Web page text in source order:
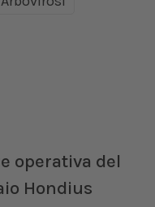
operativa del
Hondius